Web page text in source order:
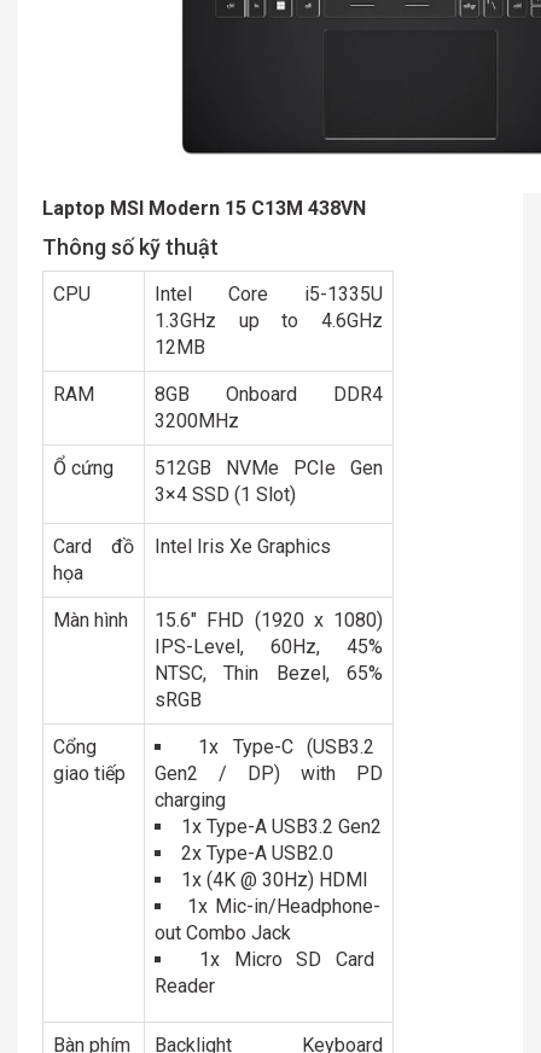
Laptop MSI Modern 15 C13M 438VN
Thông số kỹ thuật
CPU
Intel Core i5-1335U
1.3GHz up to 4.6GHz
12MB
RAM
8GB Onboard DDR4
3200MHz
Ổ cứng
512GB NVMe PCIe Gen
3×4 SSD (1 Slot)
Card đồ
họa
Intel Iris Xe Graphics
Màn hình
15.6″ FHD (1920 x 1080)
IPS-Level, 60Hz, 45%
NTSC, Thin Bezel, 65%
sRGB
Cổng
giao tiếp
1x Type-C (USB3.2
Gen2 / DP) with PD
charging
1x Type-A USB3.2 Gen2
2x Type-A USB2.0
1x (4K @ 30Hz) HDMI
1x Mic-in/Headphone-
out Combo Jack
1x Micro SD Card
Reader
Bàn phím Backlight Keyboard